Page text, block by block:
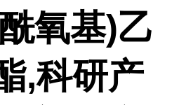
氧基)乙
,科研产